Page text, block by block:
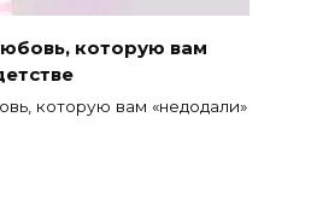
которую вам
которую вам «недодали»